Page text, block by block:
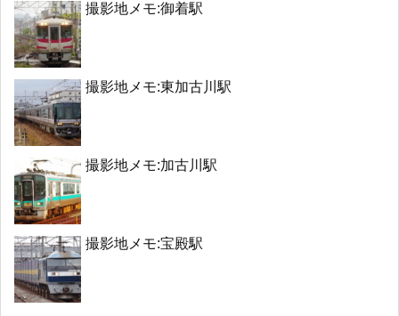
撮影地メモ:御着駅
撮影地メモ:東加古川駅
撮影地メモ:加古川駅
撮影地メモ:宝殿駅